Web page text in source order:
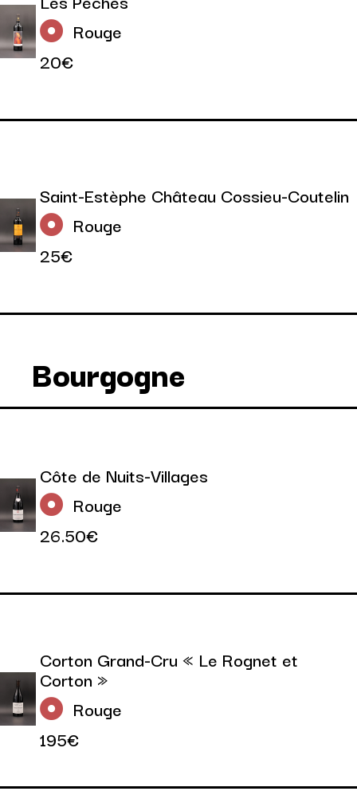
Rouge
20€
Saint-Estèphe Château Cossieu-Coutelin
Rouge
25€
Bourgogne
Côte de Nuits-Villages
Rouge
26.50€
Corton Grand-Cru « Le Rognet et
Corton »
Rouge
195€